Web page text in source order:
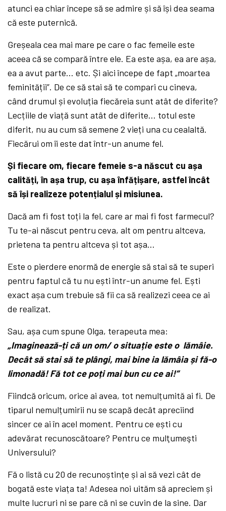
atunci ea chiar începe să se admire și să își dea seama
că este puternică.
Greșeala cea mai mare pe care o fac femeile este
aceea că se compară între ele. Ea este așa, ea are așa,
ea a avut parte… etc. Și aici începe de fapt „moartea
feminității”. De ce să stai să te compari cu cineva,
când drumul și evoluția fiecăreia sunt atât de diferite?
Lecțiile de viață sunt atât de diferite… totul este
diferit, nu au cum să semene 2 vieți una cu cealaltă.
Fiecărui om îi este dat într-un anume fel.
Și fiecare om, fiecare femeie s-a născut cu așa
calități, în așa trup, cu așa înfățișare, astfel încât
să își realizeze potențialul și misiunea.
Dacă am fi fost toți la fel, care ar mai fi fost farmecul?
Tu te-ai născut pentru ceva, alt om pentru altceva,
prietena ta pentru altceva și tot așa…
Este o pierdere enormă de energie să stai să te superi
pentru faptul că tu nu ești într-un anume fel. Ești
exact așa cum trebuie să fii ca să realizezi ceea ce ai
de realizat.
Sau, așa cum spune Olga, terapeuta mea:
„Imaginează-ți că un om/ o situație este o lămâie.
Decât să stai să te plângi, mai bine ia lămâia și fă-o
limonadă! Fă tot ce poți mai bun cu ce ai!”
Fiindcă oricum, orice ai avea, tot nemulțumită ai fi. De
tiparul nemulțumirii nu se scapă decât apreciind
sincer ce ai în acel moment. Pentru ce ești cu
adevărat recunoscătoare? Pentru ce mulţumeşti
Universului?
Fă o listă cu 20 de recunoștințe și ai să vezi cât de
bogată este viața ta! Adesea noi uităm să apreciem și
multe lucruri ni se pare că ni se cuvin de la sine. Dar